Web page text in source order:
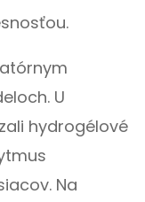
U
hydrogélové
Na